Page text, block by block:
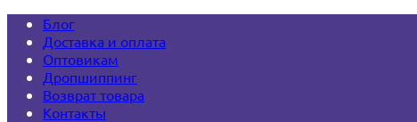
Блог
Доставка и оплата
Оптовикам
Дропшиппинг
Возврат товара
Контакты